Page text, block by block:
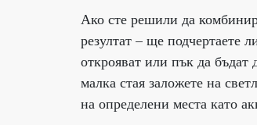
Ако сте решили да
резултат – ще подчертаете
открояват или пък да
малка стая заложете на
на определени места като